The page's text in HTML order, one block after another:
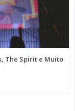
The Spirit e Muito